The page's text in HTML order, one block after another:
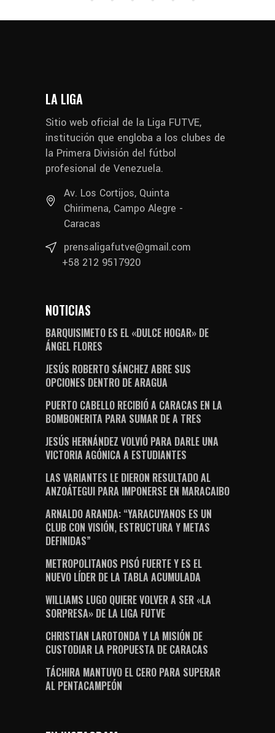
LA LIGA
Sitio web oficial de la Liga FUTVE,
institución que engloba a los clubes de
la Primera División del fútbol
profesional de Venezuela.
Av. Los Cortijos, Quinta
Chirimena, Campo Alegre -
Caracas
prensaligafutve@gmail.com
+58 212 9517920
NOTICIAS
BARQUISIMETO ES EL «DULCE HOGAR» DE
ÁNGEL FLORES
JESÚS ROBERTO SÁNCHEZ ABRE SUS
OPCIONES DENTRO DE ARAGUA
PUERTO CABELLO RECIBIÓ A CARACAS EN LA
BOMBONERITA PARA SUMAR DE A TRES
JESÚS HERNÁNDEZ VOLVIÓ PARA DARLE UNA
VICTORIA AGÓNICA A ESTUDIANTES
LAS VARIANTES LE DIERON RESULTADO AL
ANZOÁTEGUI PARA IMPONERSE EN MARACAIBO
ARNALDO ARANDA: “YARACUYANOS ES UN
CLUB CON VISIÓN, ESTRUCTURA Y METAS
DEFINIDAS”
METROPOLITANOS PISÓ FUERTE Y ES EL
NUEVO LÍDER DE LA TABLA ACUMULADA
WILLIAMS LUGO QUIERE VOLVER A SER «LA
SORPRESA» DE LA LIGA FUTVE
CHRISTIAN LAROTONDA Y LA MISIÓN DE
CUSTODIAR LA PROPUESTA DE CARACAS
TÁCHIRA MANTUVO EL CERO PARA SUPERAR
AL PENTACAMPEÓN